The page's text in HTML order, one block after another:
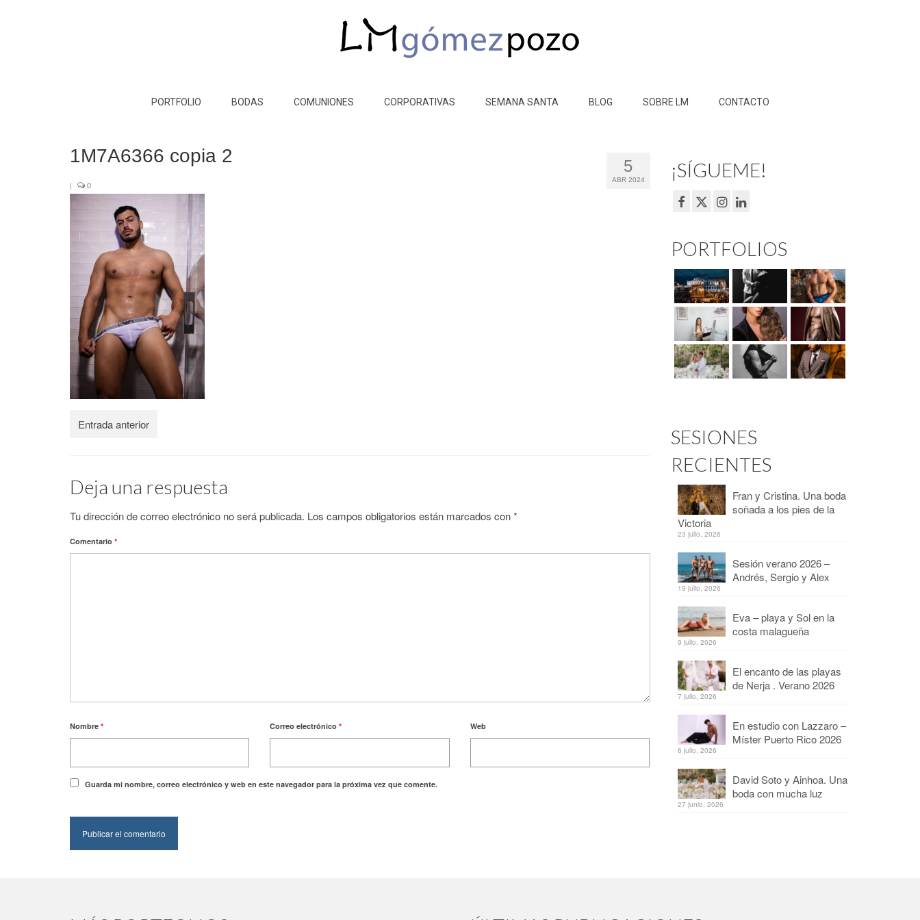
PORTFOLIO BODAS COMUNIONES CORPORATIVAS SEMANA SANTA BLOG SOBRE LM CONTACTO
5
ABR 2024
1M7A6366 copia 2
| 0
Entrada anterior
Deja una respuesta
Tu dirección de correo electrónico no será publicada. Los campos obligatorios están marcados con*
Comentario *
Nombre * Correo electrónico* Web
Guarda mi nombre, correo electrónico y web en este navegador para la próxima vez que comente.
¡SÍGUEME!
PORTFOLIOS
SESIONES
RECIENTES
Fran y Cristina. Una boda
soñada a los pies de la
Victoria
23 julio, 2026
Sesión verano 2026 –
Andrés, Sergio y Alex
19 julio, 2026
Eva – playa y Sol en la
costa malagueña
9 julio, 2026
El encanto de las playas
de Nerja . Verano 2026
7 julio, 2026
En estudio con Lazzaro –
Míster Puerto Rico 2026
6 julio, 2026
David Soto y Ainhoa. Una
boda con mucha luz
27 junio, 2026